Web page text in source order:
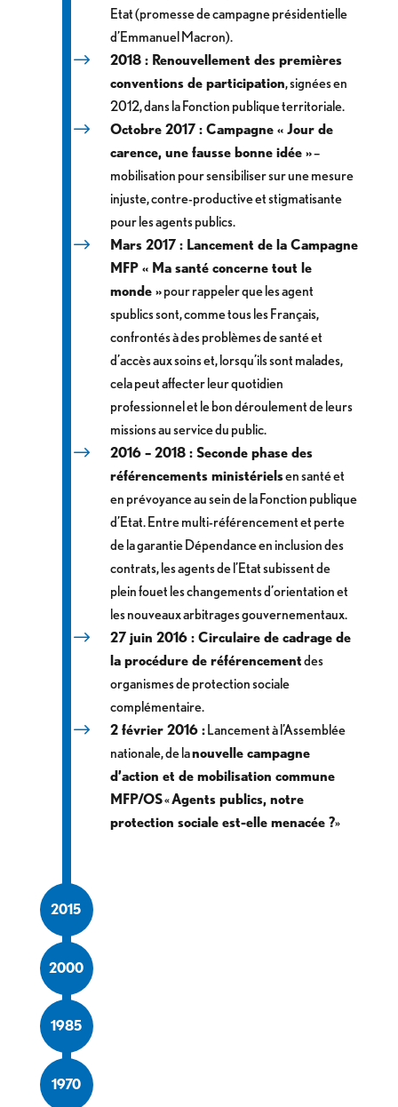
Etat (promesse de campagne présidentielle
d’Emmanuel Macron).
2018 : Renouvellement des premières
conventions de participation, signées en
2012, dans la Fonction publique territoriale.
Octobre 2017 : Campagne « Jour de
carence, une fausse bonne idée »–
mobilisation pour sensibiliser sur une mesure
injuste, contre-productive et stigmatisante
pour les agents publics.
Mars 2017 : Lancement de la Campagne
MFP « Ma santé concerne tout le
monde »pour rappeler que les agent
spublics sont, comme tous les Français,
confrontés à des problèmes de santé et
d’accès aux soins et, lorsqu’ils sont malades,
cela peut affecter leur quotidien
professionnel et le bon déroulement de leurs
missions au service du public.
2016 – 2018 : Seconde phase des
référencements ministérielsen santé et
en prévoyance au sein de la Fonction publique
d’Etat. Entre multi-référencement et perte
de la garantie Dépendance en inclusion des
contrats, les agents de l’Etat subissent de
plein fouet les changements d’orientation et
les nouveaux arbitrages gouvernementaux.
27 juin 2016 : Circulaire de cadrage de
la procédure de référencementdes
organismes de protection sociale
complémentaire.
2 février 2016 :Lancement à l’Assemblée
nationale, de lanouvelle campagne
d’action et de mobilisation commune
MFP/OS«Agents publics, notre
protection sociale est-elle menacée ?»
2015
2000
1985
1970